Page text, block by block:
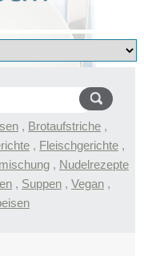
, Brotaufstriche ,
, Fleischgerichte ,
, Nudelrezepte
, Suppen , Vegan ,